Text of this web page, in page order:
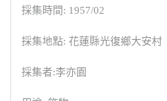
採集時間: 1957/02
採集地點: 花蓮縣光復鄉大安村
採集者:李亦園